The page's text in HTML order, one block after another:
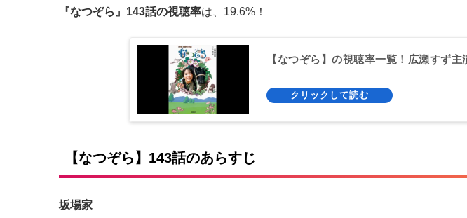
『なつぞら』143話の視聴率は、19.6%！
【なつぞら】の視聴率一覧！広瀬すず主
【なつぞら】143話のあらすじ
坂場家